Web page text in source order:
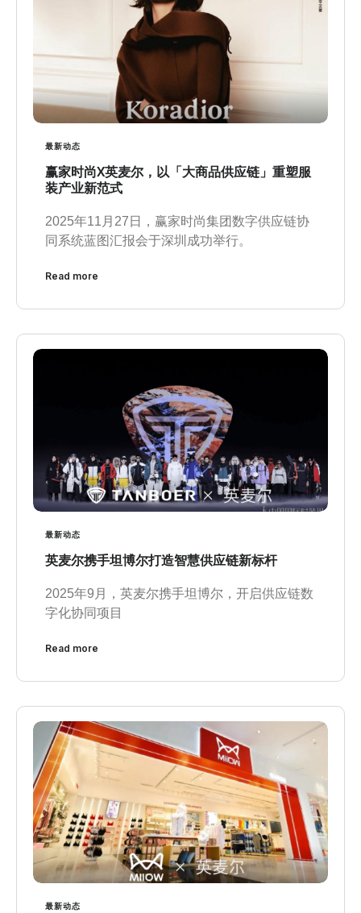
最新动态
赢家时尚X英麦尔，以「大商品供应链」重塑服
装产业新范式
2025年11月27日，赢家时尚集团数字供应链协
同系统蓝图汇报会于深圳成功举行。
Read more
最新动态
英麦尔携手坦博尔打造智慧供应链新标杆
2025年9月，英麦尔携手坦博尔，开启供应链数
字化协同项目
Read more
最新动态